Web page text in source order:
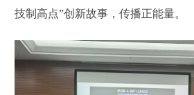
技制高点”创新故事，传播正能量。